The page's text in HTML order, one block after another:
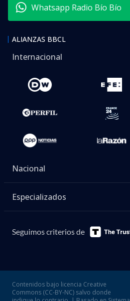
Whatsapp Radio Bío Bío
ALIANZAS BBCL
Internacional
Nacional
Especializados
Seguimos criterios de
Contenidos bajo licencia Creative
Commons (CC-BY-NC) salvo donde